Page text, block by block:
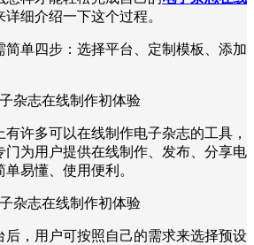
细介绍一下这个过程。
简单四步：选择平台、定制模板、添加
许多可以在线制作电子杂志的工具，
门为用户提供在线制作、发布、分享电
易懂、使用便利。
后，用户可按照自己的需求来选择预设